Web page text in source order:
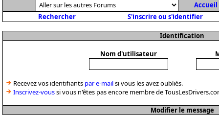
Accueil
Rechercher
S'inscrire ou s'identifier
Identification
Nom d'utilisateur
Recevez vos identifiants par e-mailsi vous les avez oubliés.
Inscrivez-voussi vous n'êtes pas encore membre de
Modifier le message